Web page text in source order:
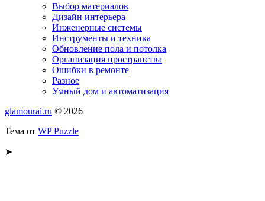
Выбор материалов
Дизайн интерьера
Инженерные системы
Инструменты и техника
Обновление пола и потолка
Организация пространства
Ошибки в ремонте
Разное
Умный дом и автоматизация
glamourai.ru © 2026
Тема от WP Puzzle
➤